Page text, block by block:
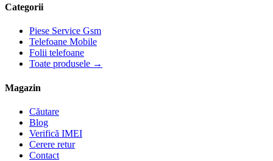
Categorii
Piese Service Gsm
Telefoane Mobile
Folii telefoane
Toate produsele →
Magazin
Căutare
Blog
Verifică IMEI
Cerere retur
Contact